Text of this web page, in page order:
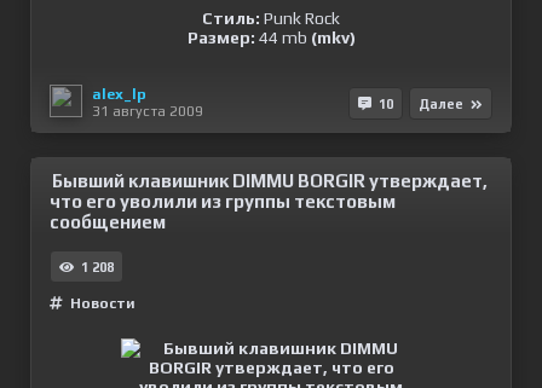
Стиль: Punk Rock
Размер: 44 mb (mkv)
alex_lp
31 августа 2009
10 Далее
Бывший клавишник DIMMU BORGIR утверждает,
что его уволили из группы текстовым
сообщением
1 208
Новости